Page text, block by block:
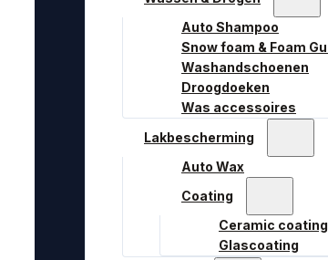
Auto Shampoo
Snow foam & Foam
Washandschoenen
Droogdoeken
Was accessoires
Lakbescherming
Auto Wax
Coating
Ceramic coating
Glascoating